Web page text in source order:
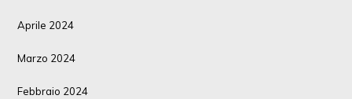
Aprile 2024
Marzo 2024
Febbraio 2024